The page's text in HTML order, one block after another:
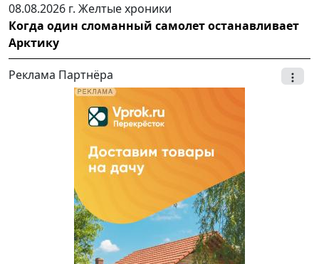
08.08.2026 г. Желтые хроники
Когда один сломанный самолет останавливает
Арктику
Реклама Партнёра